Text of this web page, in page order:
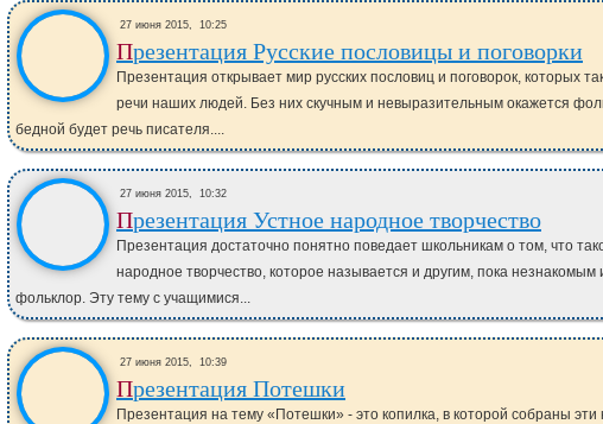
27 июня 2015, 10:25
Презентация Русские пословицы и поговорки
Презентация открывает мир русских пословиц и поговорок, которых
речи наших людей. Без них скучным и невыразительным окажется
бедной будет речь писателя....
27 июня 2015, 10:32
Презентация Устное народное творчество
Презентация достаточно понятно поведает школьникам о том, что
народное творчество, которое называется и другим, пока незнакомым
фольклор. Эту тему с учащимися...
27 июня 2015, 10:39
Презентация Потешки
Презентация на тему «Потешки» - это копилка, в которой собраны